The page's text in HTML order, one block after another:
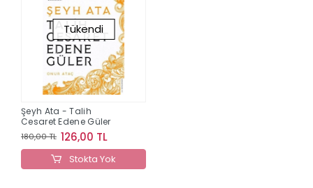
Tükendi
Şeyh Ata - Talih
Cesaret Edene Güler
180,00 TL 126,00 TL
Stokta Yok